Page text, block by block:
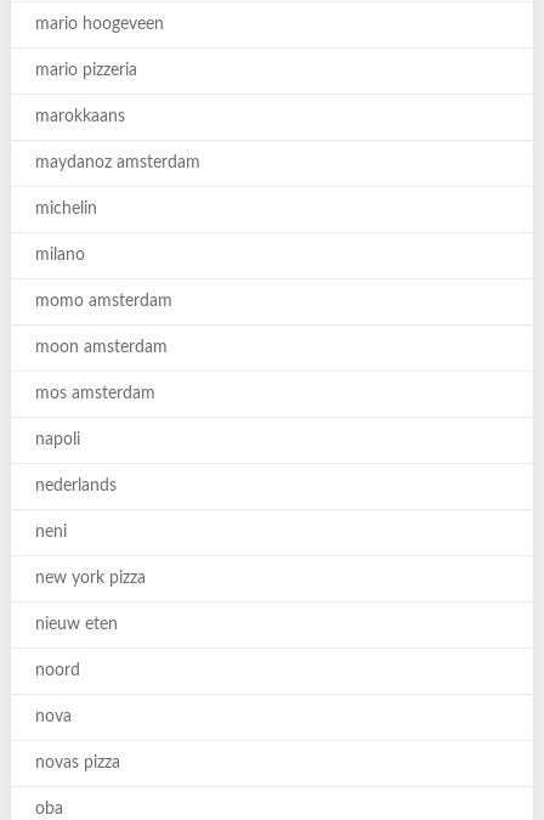
mario hoogeveen
mario pizzeria
marokkaans
maydanoz amsterdam
michelin
milano
momo amsterdam
moon amsterdam
mos amsterdam
napoli
nederlands
neni
new york pizza
nieuw eten
noord
nova
novas pizza
oba